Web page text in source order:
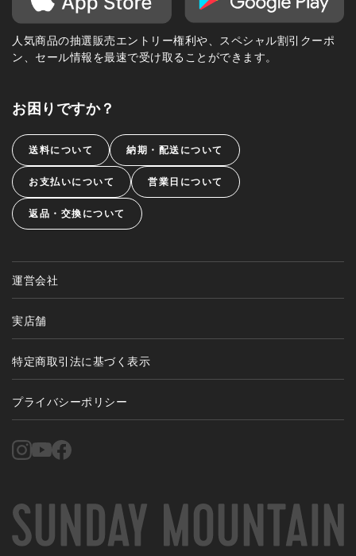
人気商品の抽選販売エントリー権利や、スペシャル割引クーポ
ン、セール情報を最速で受け取ることができます。
お困りですか？
送料について 納期・配送について
お支払いについて 営業日について
返品・交換について
運営会社
実店舗
特定商取引法に基づく表示
プライバシーポリシー